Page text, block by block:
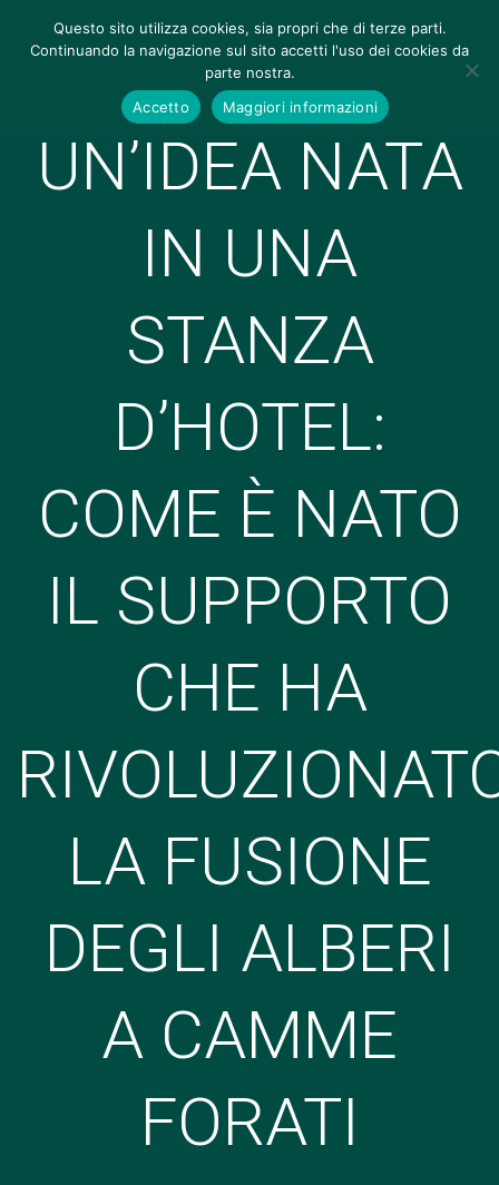
UN’IDEA NATA
IN UNA
STANZA
D’HOTEL:
COME È NATO
IL SUPPORTO
CHE HA
LA FUSIONE
DEGLI ALBERI
A CAMME
FORATI
Questo sito utilizza cookies, sia propri che di terze parti.
Continuando la navigazione sul sito accetti l'uso dei cookies da
parte nostra.
Accetto
Maggiori informazioni